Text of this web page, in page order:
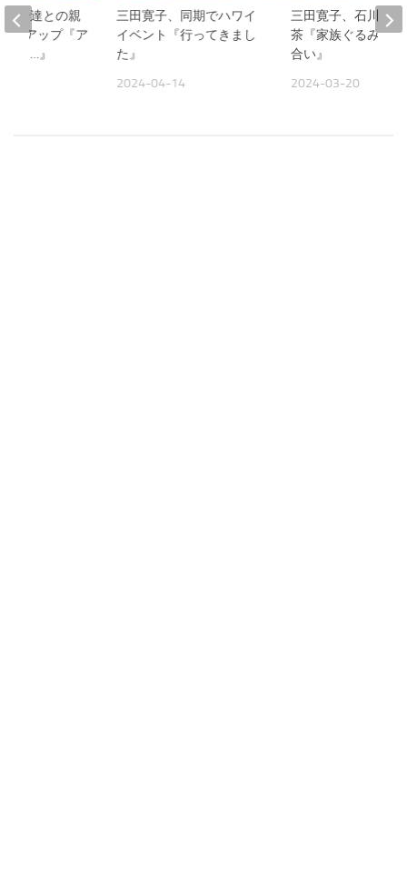
三田寛子、同期でハワイ
イベント『行ってきまし
た』
2024-04-14
三田寛子、石川秀
茶『家族ぐるみの
合い』
2024-03-20
息子達との親
をアップ『ア
ら…』